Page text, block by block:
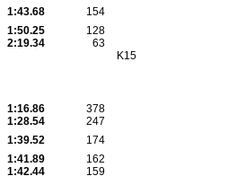
1:43.68
154
1:50.25
128
2:19.34
63
K15
1:16.86 378
1:28.54
247
1:39.52
174
1:41.89
162
1:42.44
159